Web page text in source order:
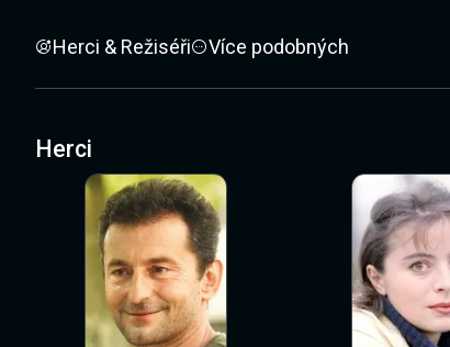
Herci & Režiséři Více podobných
Herci